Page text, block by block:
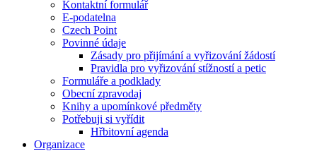
Kontaktní formulář
E-podatelna
Czech Point
Povinné údaje
Zásady pro přijímání a vyřizování žádostí
Pravidla pro vyřizování stížností a petic
Formuláře a podklady
Obecní zpravodaj
Knihy a upomínkové předměty
Potřebuji si vyřídit
Hřbitovní agenda
Organizace